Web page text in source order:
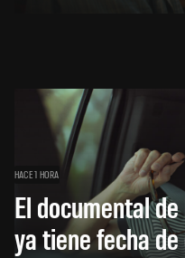
HACE 1 HORA
El documental
ya tiene fecha